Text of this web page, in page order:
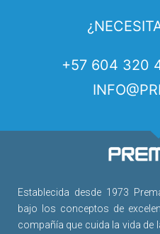
+57 604 320
Establecida desde 1973
bajo los conceptos de
compañía que cuida la vida de